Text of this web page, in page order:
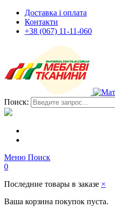
Доставка і оплата
Контакти
+38 (067) 11-11-060
Поиск:
Меню Поиск
0
Последние товары в заказе ×
Ваша корзина покупок пуста.